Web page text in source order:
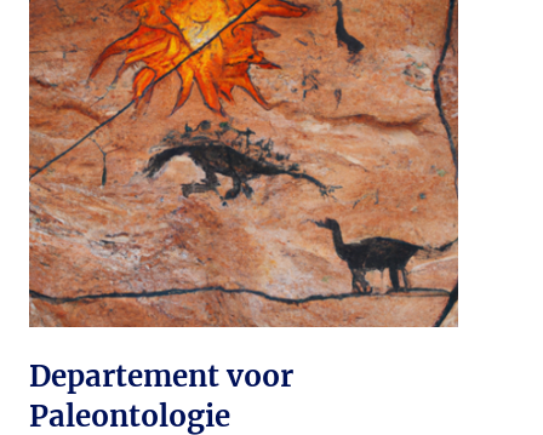
Departement voor
Paleontologie